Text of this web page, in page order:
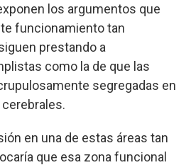
los argumentos que
funcionamiento tan
prestando a
como la de que las
segregadas en
en una de estas áreas tan
que esa zona funcional